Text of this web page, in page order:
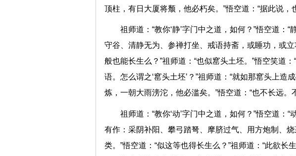
顶柱，有日大厦将颓，他必朽矣。”悟空道：“据此
祖师道：“教你‘静’字门中之道，如何？”悟空道：
守谷、清静无为、参禅打坐、戒语持斋，或睡功，或
般也能长生么？”祖师道：“也似窰头土坯。”悟空笑道
语。怎么谓之‘窰头土坯’？”祖师道：“就如那窰头上造
炼，一朝大雨滂沱，他必滥矣。”悟空道：“也不长远
祖师道：“教你‘动’字门中之道，如何？”悟空道：
有作：采阴补阳、攀弓踏弩、摩脐过气、用方炮制、
类。”悟空道：“似这等也得长生么？”祖师道：“此欲长